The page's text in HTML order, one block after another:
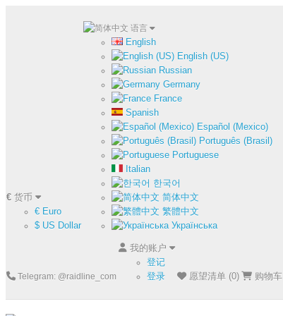
€ 货币
€ Euro
$ US Dollar
语言
English
English (US)
Russian
Germany
France
Spanish
Español (Mexico)
Português (Brasil)
Portuguese
Italian
한국어
简体中文
繁體中文
Українська
Telegram: @raidline_com
我的账户
登记
登录
愿望清单 (0) 购物车